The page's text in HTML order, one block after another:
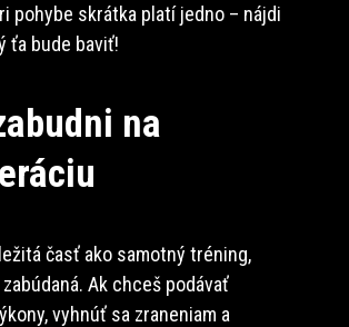
pohybe skrátka platí jedno – nájdi
ťa bude baviť!
na
časť ako samotný tréning,
Ak chceš podávať
vyhnúť sa zraneniam a